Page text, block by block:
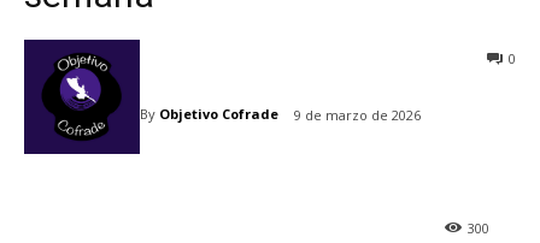
By Objetivo Cofrade 9 de marzo de 2026
0
300